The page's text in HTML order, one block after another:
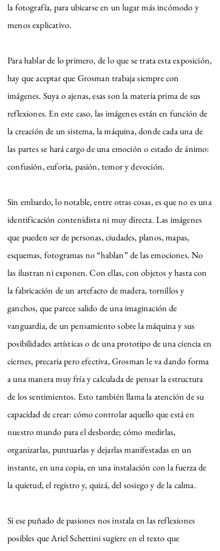
la fotografía, para ubicarse en un lugar más incómodo y
menos explicativo.
Para hablar de lo primero, de lo que se trata esta exposición,
hay que aceptar que Grosman trabaja siempre con
imágenes. Suya o ajenas, esas son la materia prima de sus
reflexiones. En este caso, las imágenes están en función de
la creación de un sistema, la máquina, donde cada una de
las partes se hará cargo de una emoción o estado de ánimo:
confusión, euforia, pasión, temor y devoción.
Sin embardo, lo notable, entre otras cosas, es que no es una
identificación contenidista ni muy directa. Las imágenes
que pueden ser de personas, ciudades, planos, mapas,
esquemas, fotogramas no “hablan” de las emociones. No
las ilustran ni exponen. Con ellas, con objetos y hasta con
la fabricación de un artefacto de madera, tornillos y
ganchos, que parece salido de una imaginación de
vanguardia, de un pensamiento sobre la máquina y sus
posibilidades artísticas o de una prototipo de una ciencia en
ciernes, precaria pero efectiva, Grosman le va dando forma
a una manera muy fría y calculada de pensar la estructura
de los sentimientos. Esto también llama la atención de su
capacidad de crear: cómo controlar aquello que está en
nuestro mundo para el desborde; cómo medirlas,
organizarlas, puntuarlas y dejarlas manifestadas en un
instante, en una copia, en una instalación con la fuerza de
la quietud, el registro y, quizá, del sosiego y de la calma.
Si ese puñado de pasiones nos instala en las reflexiones
posibles que Ariel Schettini sugiere en el texto que